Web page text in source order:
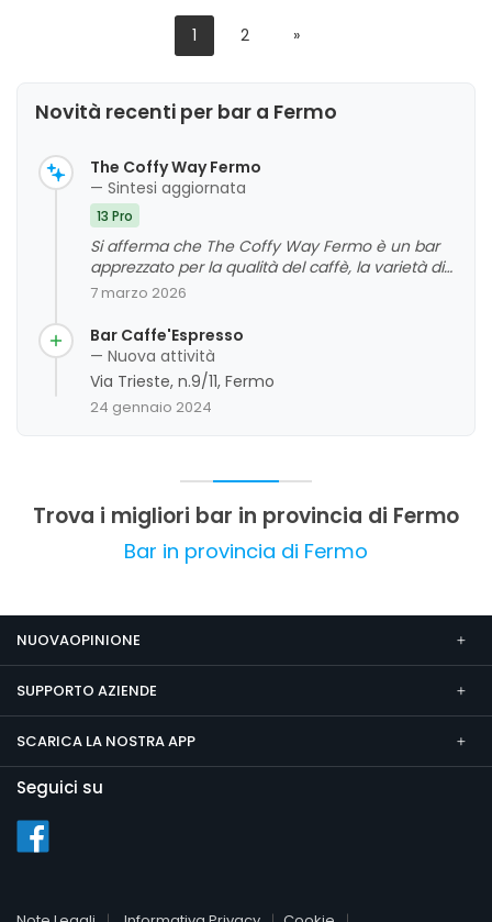
1 2 »
Novità recenti per bar a Fermo
The Coffy Way Fermo
— Sintesi aggiornata
13 Pro
Si afferma che The Coffy Way Fermo è un bar
apprezzato per la qualità del caffè, la varietà di
prodotti e la cortesia del personale. L'ambiente
soddisfatti anche per le capsule compatibili e le
opzioni di colazione. Non emergono criticità
significative, e l'attività gode di una buona
reputazione complessiva.
7 marzo 2026
Bar Caffe'Espresso
— Nuova attività
Via Trieste, n.9/11, Fermo
24 gennaio 2024
Trova i migliori bar in provincia di Fermo
Bar in provincia di Fermo
NUOVAOPINIONE
SUPPORTO AZIENDE
SCARICA LA NOSTRA APP
Seguici su